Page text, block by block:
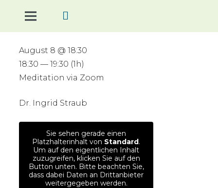
Sie sehen gerade einen
Platzhalterinhalt von Standard.
Um auf den eigentlichen Inhalt
zuzugreifen, klicken Sie auf den
Button unten. Bitte beachten Sie,
dass dabei Daten an Drittanbieter
weitergegeben werden.
August 8 @ 18:30
18:30 — 19:30 (1h)
Meditation via Zoom
Dr. Ingrid Straub